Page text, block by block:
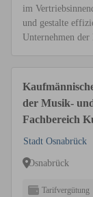
im
und gestalte
Unternehmen
der Musik-
Fachbereich
Stadt Osnabrück
Osnabrück
Tarifvergütung